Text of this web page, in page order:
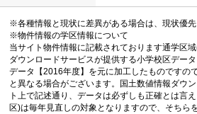
※各種情報と現状に差異がある場合は、現状優先
※物件情報の学区情報について
当サイト物件情報に記載されております通学区
ダウンロードサービスが提供する小学校区デー
データ【2016年度】を元に加工したものですの
と異なる場合がございます。国土数値情報ダウ
ト上で記述通り、データは必ずしも正確とは言
区)は毎年見直しの対象となりますので、そちら